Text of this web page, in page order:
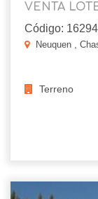
VENTA
Código:
Neuquen ,
Terreno